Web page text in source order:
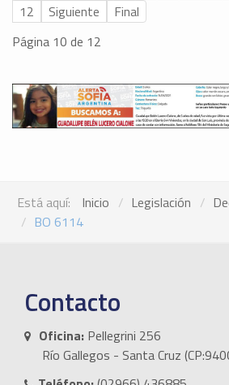
12
Siguiente
Final
Página 10 de 12
Está aquí: Inicio Legislación
BO 6114
Contacto
Oficina: Pellegrini 256
Río Gallegos - Santa Cruz